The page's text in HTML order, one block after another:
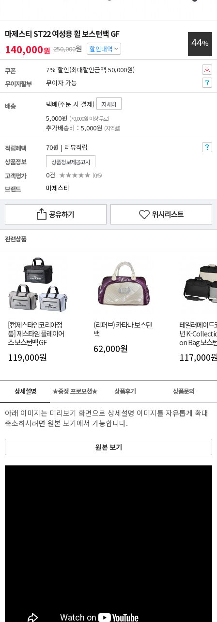
마제스티 ST22 여성용 휠 보스턴백 GF
140,000원 250,000원 할인내역 44%
쿠폰
7% 할인(최대할인금액 50,000원)
무이자할부
무이자 가능
배송 택배(주문 시 결제) 자세히
5,000원 (70,000원 이상 무료)
추가배송비 : 5,000원 (지역별)
적립혜택
70원 | 리뷰적립
상품정보
상품정보제공고시
고객평가 0건 ★★★★★ (0/5)
브랜드 마제스티
공유하기 위시리스트
관련상품
[캠제스타임코리아정
품] 제스타임 플레이어
스 보스턴백 GF
119,000원
(리퍼브) 카타나 보스턴
백
62,000원
테일러메이드
년 K-
on Bag 보스
117,000
상세설명 ★증정 프로모션★ 상품후기 상품문의
아래 이미지는 미리보기 화면으로 상세설명 이미지를 자유롭게 확대
축소하시려면 원본 보기에서 가능합니다.
원본 보기